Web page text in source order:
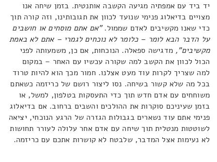
יד ביד עם אמפתיה מגיעה הקשבה אותנטית. בזמן שיחה אנו
מצויים בדיאלוג פנימי שנועד לכוון את תגובותינו, וזה קורה תוך
כדי שאנו מקשיבים לאדם שממול."אם אתם מוסחים או חושבים
על הדבר הבא לומר – כלומר לא נוכחים לגמרי – אתם לא באמת
מקשיבים", מדגישה ספאלה. הנוכחות, אם כן, משמעותה לפני
הכול לכוון את הקשב למה שקורה עכשיו עם האחר – במקום
למה שצריך לקרות עוד מעט אצלנו. חמור מכך הוא להיות טרוד
בכל מה שלא קשור בשיחה. נסו ליצור רושם של כריזמה כשאתם
משוחחים עם אדם חדש תוך כדי התעסקות בטלפון, למשל, או
בזמן שעיניכם סוקרות את ההולכים והשבים ברחוב. אם בדיאלוג
פנימי אתם עוד נשארים בגבולות הגזרה של הרגע הנוכחי, יציאה
לשוטטות מנטלית תוך שיחה עם אדם אחר עלולה לעורר תחושות
לא נעימות אצל המדבר, שלבטח לא קושרות אתכם עם כריזמה.